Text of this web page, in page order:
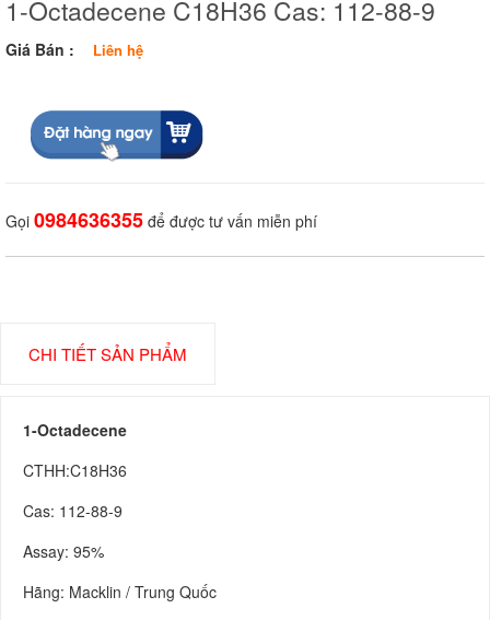
1-Octadecene C18H36 Cas: 112-88-9
Giá Bán : Liên hệ
Gọi 0984636355 để được tư vấn miễn phí
CHI TIẾT SẢN PHẨM
1-Octadecene
CTHH:C18H36
Cas: 112-88-9
Assay: 95%
Hãng: Macklin / Trung Quốc